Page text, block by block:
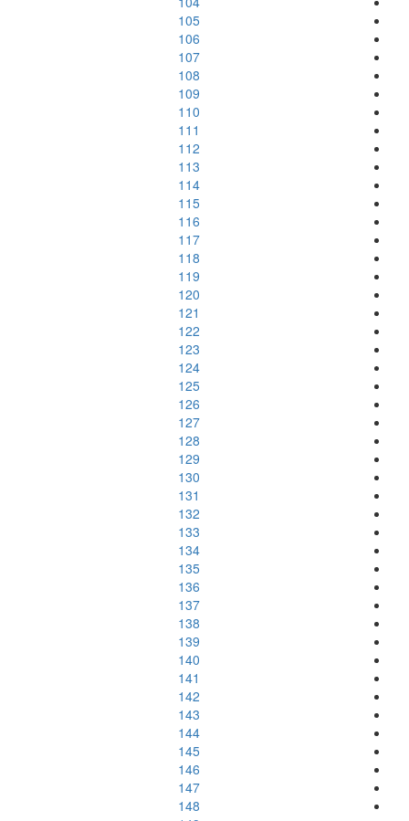
105
106
107
108
109
110
111
112
113
114
115
116
117
118
119
120
121
122
123
124
125
126
127
128
129
130
131
132
133
134
135
136
137
138
139
140
141
142
143
144
145
146
147
148